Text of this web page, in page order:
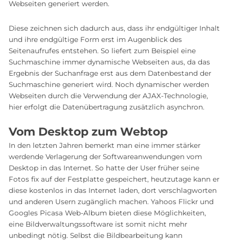
Webseiten generiert werden.
Diese zeichnen sich dadurch aus, dass ihr endgültiger Inhalt
und ihre endgültige Form erst im Augenblick des
Seitenaufrufes entstehen. So liefert zum Beispiel eine
Suchmaschine immer dynamische Webseiten aus, da das
Ergebnis der Suchanfrage erst aus dem Datenbestand der
Suchmaschine generiert wird. Noch dynamischer werden
Webseiten durch die Verwendung der AJAX-Technologie,
hier erfolgt die Datenübertragung zusätzlich asynchron.
Vom Desktop zum Webtop
In den letzten Jahren bemerkt man eine immer stärker
werdende Verlagerung der Softwareanwendungen vom
Desktop in das Internet. So hatte der User früher seine
Fotos fix auf der Festplatte gespeichert, heutzutage kann er
diese kostenlos in das Internet laden, dort verschlagworten
und anderen Usern zugänglich machen. Yahoos Flickr und
Googles Picasa Web-Album bieten diese Möglichkeiten,
eine Bildverwaltungssoftware ist somit nicht mehr
unbedingt nötig. Selbst die Bildbearbeitung kann